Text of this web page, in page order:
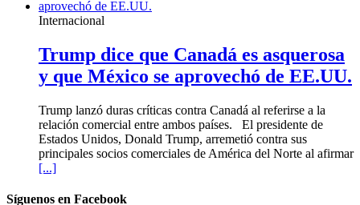
Internacional
Trump dice que Canadá es asquerosa
y que México se aprovechó de EE.UU.
Trump lanzó duras críticas contra Canadá al referirse a la
relación comercial entre ambos países. El presidente de
Estados Unidos, Donald Trump, arremetió contra sus
principales socios comerciales de América del Norte al afirmar
[...]
Síguenos en Facebook